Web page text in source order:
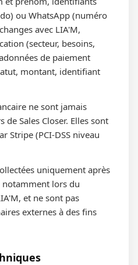
ou WhatsApp (numéro
avec LIA'M,
(secteur, besoins,
de paiement
montant, identifiant
ne sont jamais
de Sales Closer. Elles sont
Stripe (PCI-DSS niveau
uniquement après
lors du
et ne sont pas
externes à des fins